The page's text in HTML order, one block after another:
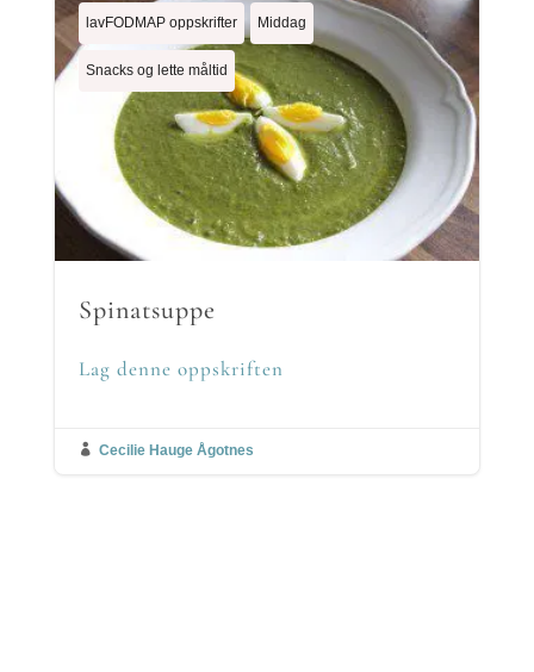
lavFODMAP oppskrifter Middag
Snacks og lette måltid
Spinatsuppe
Lag denne oppskriften
 Cecilie Hauge Ågotnes